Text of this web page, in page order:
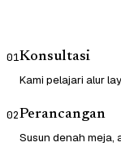
01Konsultasi
Kami pelajari alur
02Perancangan
Susun denah meja,